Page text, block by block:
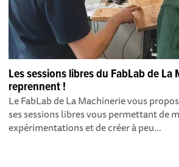
Les sessions libres du FabLab de La
reprennent !
Le FabLab de La Machinerie vous
ses sessions libres vous permettant de
expérimentations et de créer à peu...